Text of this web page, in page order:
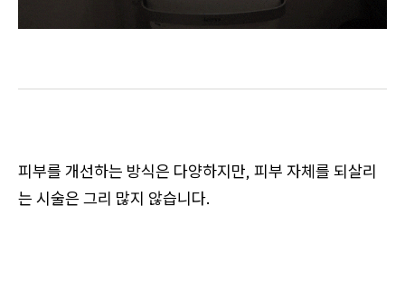
피부를 개선하는 방식은 다양하지만, 피부 자체를 되살리
는 시술은 그리 많지 않습니다.